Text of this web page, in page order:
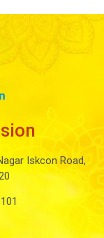
Iskcon Road,